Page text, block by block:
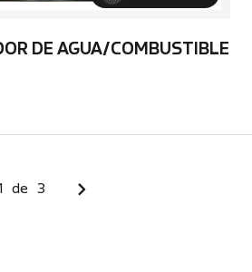
DE AGUA/COMBUSTIBLE
de 3